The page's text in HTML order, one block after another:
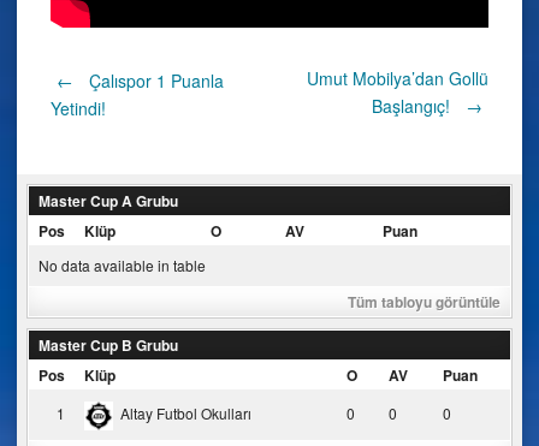
Post
←
Çalıspor 1 Puanla
Yetindi!
Umut Mobilya’dan Gollü
Başlangıç!
→
Master Cup A Grubu
Pos
Klüp O AV Puan
No data available in table
Tüm tabloyu görüntüle
Master Cup B Grubu
Pos
Klüp O AV Puan
1 Altay Futbol Okulları 0 0 0